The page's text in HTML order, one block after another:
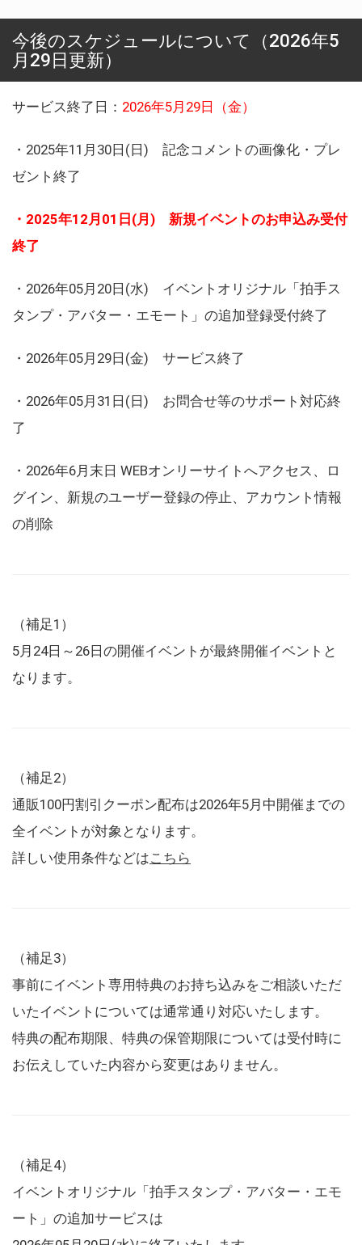
今後のスケジュールについて（2026年5
月29日更新）
サービス終了日： 2026年5月29日（金）
・2025年11月30日(日) 記念コメントの画像化・プレ
ゼント終了
・2025年12月01日(月) 新規イベントのお申込み受付
終了
・2026年05月20日(水) イベントオリジナル「拍手ス
タンプ・アバター・エモート」の追加登録受付終了
・2026年05月29日(金) サービス終了
・2026年05月31日(日) お問合せ等のサポート対応終
了
・2026年6月末日 WEBオンリーサイトへアクセス、ロ
グイン、新規のユーザー登録の停止、アカウント情報
の削除
（補足1）
5月24日～26日の開催イベントが最終開催イベントと
なります。
（補足2）
通販100円割引クーポン配布は2026年5月中開催までの
全イベントが対象となります。
詳しい使用条件などはこちら
（補足3）
事前にイベント専用特典のお持ち込みをご相談いただ
いたイベントについては通常通り対応いたします。
特典の配布期限、特典の保管期限については受付時に
お伝えしていた内容から変更はありません。
（補足4）
イベントオリジナル「拍手スタンプ・アバター・エモ
ート」の追加サービスは